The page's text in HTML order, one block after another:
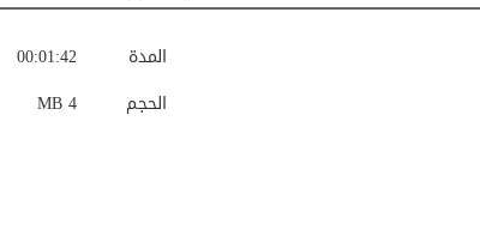
00:01:42
المدة
4 MB
الحجم